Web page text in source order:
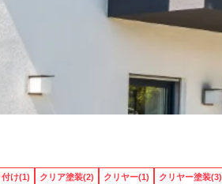
け(1) クリア塗装(2) クリヤー(1) クリヤー塗装(3)